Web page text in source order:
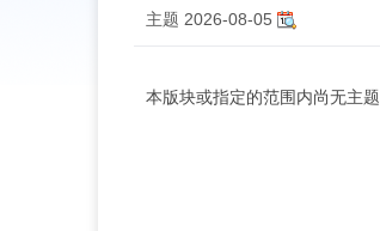
主题 2026-08-05
本版块或指定的范围内尚无主题